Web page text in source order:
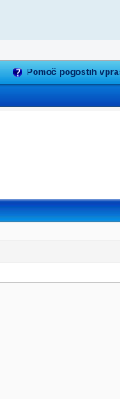
Pomoč pogostih